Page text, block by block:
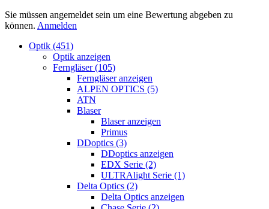
Sie müssen angemeldet sein um eine Bewertung abgeben zu
können. Anmelden
Optik (451)
Optik anzeigen
Ferngläser (105)
Ferngläser anzeigen
ALPEN OPTICS (5)
ATN
Blaser
Blaser anzeigen
Primus
DDoptics (3)
DDoptics anzeigen
EDX Serie (2)
ULTRAlight Serie (1)
Delta Optics (2)
Delta Optics anzeigen